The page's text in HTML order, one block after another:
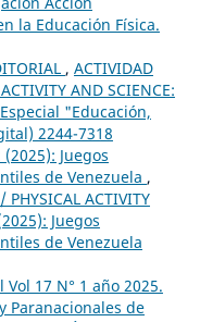
la Educación Física.
, ACTIVIDAD
AND SCIENCE:
"Educación,
2244-7318
(2025): Juegos
de Venezuela ,
PHYSICAL ACTIVITY
Juegos
de Venezuela
17 N° 1 año 2025.
Paranacionales de